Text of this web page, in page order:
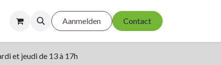
Aanmelden Contact
et jeudi de 13 à 17h